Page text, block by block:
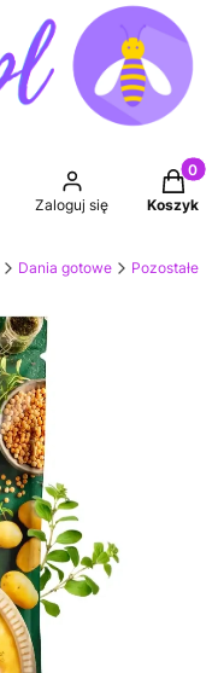
Zaloguj się Koszyk
Dania gotowe Pozostałe